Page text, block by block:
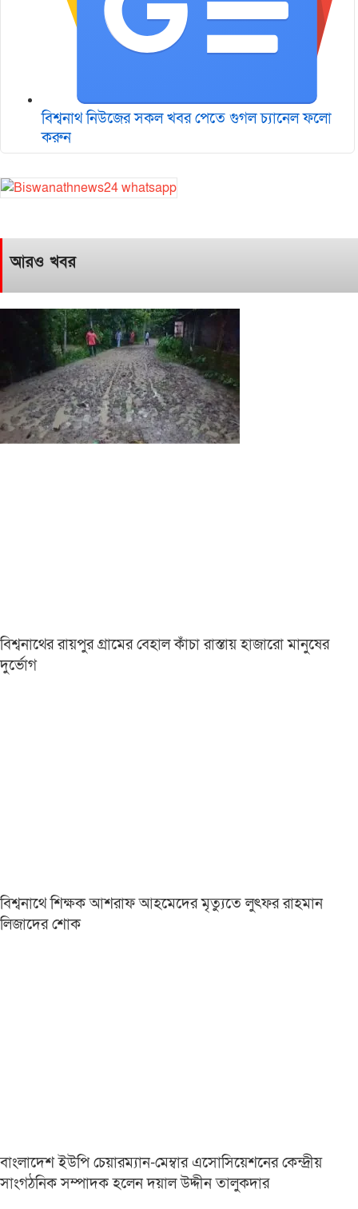
বিশ্বনাথ নিউজের সকল খবর পেতে গুগল চ‌্যানেল ফলো
করুন
আরও খবর
বিশ্বনাথের রায়পুর গ্রামের বেহাল কাঁচা রাস্তায় হাজারো মানুষের
দুর্ভোগ
বিশ্বনাথে শিক্ষক আশরাফ আহমেদের মৃত্যুতে লুৎফর রাহমান
লিজাদের শোক
বাংলাদেশ ইউপি চেয়ারম্যান-মেম্বার এসোসিয়েশনের কেন্দ্রীয়
সাংগঠনিক সম্পাদক হলেন দয়াল উদ্দীন তালুকদার